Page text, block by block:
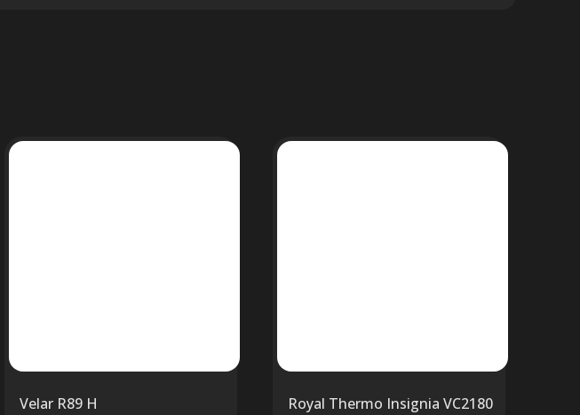
Velar R89 H
Royal Thermo Insignia VC2180